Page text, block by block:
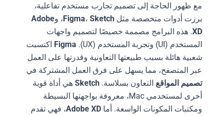
مع ظهور الحاجة إلى تصميم تجارب مستخدم تفاعلية،
برزت أدوات متخصصة مثل
Figma،Sketch ، و Adobe
XD. هذه البرامج مصممة خصيصًا لتصميم واجهات
المستخدم (UI) وتجربة المستخدم (UX).
Figmaاكتسبت
شعبية هائلة بسبب طبيعتها التعاونية وقدرتها على العمل
عبر المتصفح، مما يسهل على فرق العمل المشتركة في
تصميم المواقعالتعاون بسلاسة.Sketchهي أداة قوية
أخرى لمستخدمي Mac، معروفة بواجهتها البسيطة
ومكتبات المكونات الواسعة. أماAdobe XD، فهي تقدم